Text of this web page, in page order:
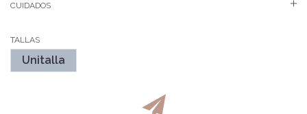
CUIDADOS
TALLAS
Unitalla